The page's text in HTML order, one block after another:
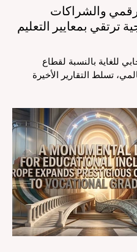
والشراكات
ترتقي بمعايير التعليم
للغاية بالنسبة لقطاع
تسلط التقارير الأخيرة
في جميع أنحاء العالم، وهو
كبيراً في الأوساط الأكاديمية
تسعى للريادة. إن الدمج السريع
المتخصصين
للمعلمين يُحدث ثورة
التدريس. ومن خلال الأتمتة
الإدارية التي تستغرق وقتاً
هذه الأدوات المتقدمة بعصر